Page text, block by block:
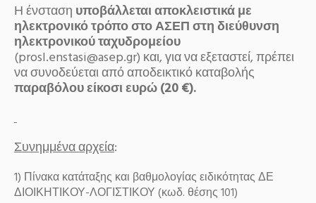
Η ένσταση υποβάλλεται αποκλειστικά με
ηλεκτρονικό τρόπο στο ΑΣΕΠ στη διεύθυνση
ηλεκτρονικού ταχυδρομείου
(prosl.enstasi@asep.gr) και, για να εξεταστεί, πρέπει
να συνοδεύεται από αποδεικτικό καταβολής
παραβόλου είκοσι ευρώ (20 €).
Συνημμένα αρχεία:
1) Πίνακα κατάταξης και βαθμολογίας ειδικότητας ΔΕ
ΔΙΟΙΚΗΤΙΚΟΥ-ΛΟΓΙΣΤΙΚΟΥ (κωδ. θέσης 101)